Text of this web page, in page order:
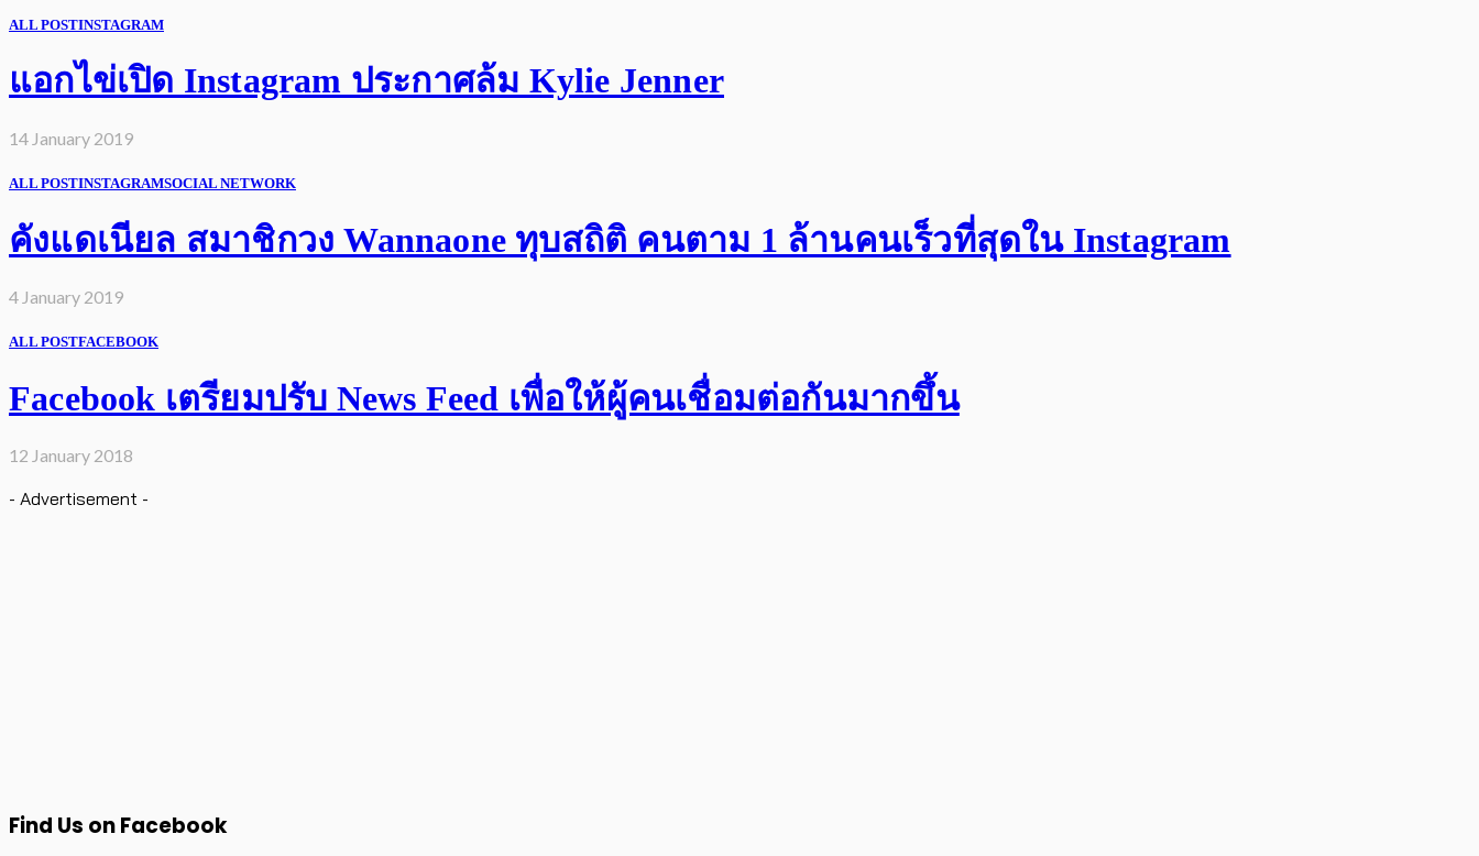
ALL POSTINSTAGRAM
แอกไข่เปิด Instagram ประกาศล้ม Kylie Jenner
14 January 2019
ALL POSTINSTAGRAMSOCIAL NETWORK
คังแดเนียล สมาชิกวง Wannaone ทุบสถิติ คนตาม 1 ล้านคนเร็วที่สุดใน Instagram
4 January 2019
ALL POSTFACEBOOK
Facebook เตรียมปรับ News Feed เพื่อให้ผู้คนเชื่อมต่อกันมากขึ้น
12 January 2018
- Advertisement -
Find Us on Facebook